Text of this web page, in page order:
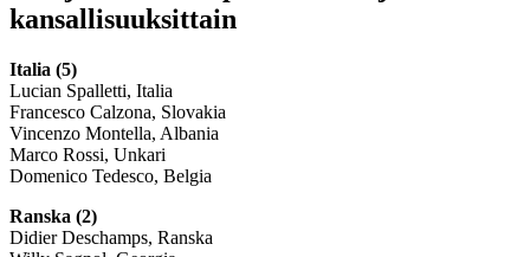
kansallisuuksittain
Italia (5)
Lucian Spalletti, Italia
Francesco Calzona, Slovakia
Vincenzo Montella, Albania
Marco Rossi, Unkari
Domenico Tedesco, Belgia
Ranska (2)
Didier Deschamps, Ranska